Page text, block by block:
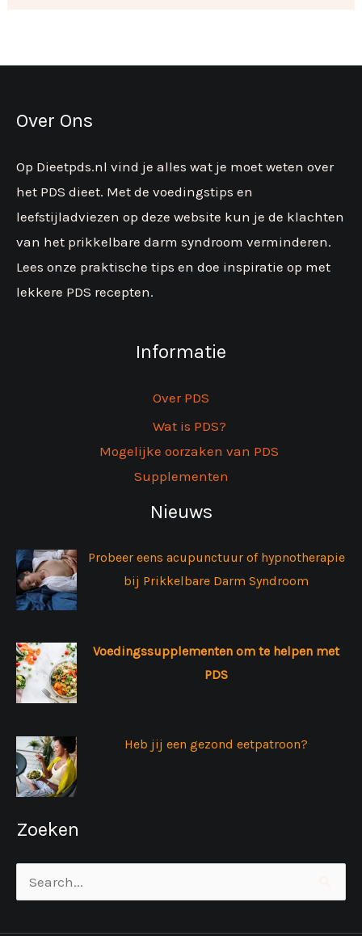
Over Ons
Op Dieetpds.nl vind je alles wat je moet weten over
het PDS dieet. Met de voedingstips en
leefstijladviezen op deze website kun je de klachten
van het prikkelbare darm syndroom verminderen.
Lees onze praktische tips en doe inspiratie op met
lekkere PDS recepten.
Informatie
Over PDS
Wat is PDS?
Mogelijke oorzaken van PDS
Supplementen
Nieuws
Probeer eens acupunctuur of hypnotherapie
bij Prikkelbare Darm Syndroom
Voedingssupplementen om te helpen met
PDS
Heb jij een gezond eetpatroon?
Zoeken
Zoek